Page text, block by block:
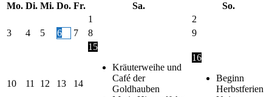
Mo. Di. Mi. Do. Fr. Sa.
So.
1
2
3
4 5 6 7 8 9
10 11 12 13 14
15
Kräuterweihe und
Café der
Goldhauben
16
Beginn
Herbstferien